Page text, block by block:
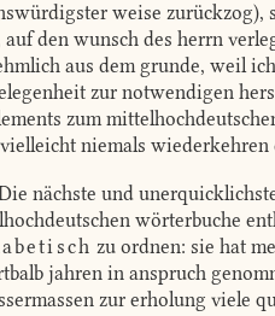
weise zurückzog),
auf den wunsch des herrn
aus dem grunde, weil
zur notwendigen
zum
niemals wiederkehren
nächste und
wörterbuche
zu ordnen: sie hat
jahren in anspruch
zur erholung viele